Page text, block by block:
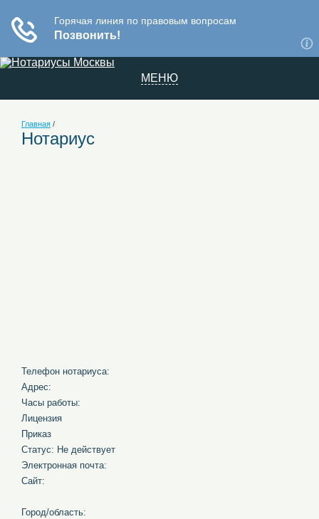
МЕНЮ
Главная /
Нотариус
Телефон нотариуса:
Адрес:
Часы работы:
Лицензия
Приказ
Статус: Не действует
Электронная почта:
Сайт:
Город/область: